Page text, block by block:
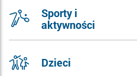
Sporty i
aktywności
Dzieci